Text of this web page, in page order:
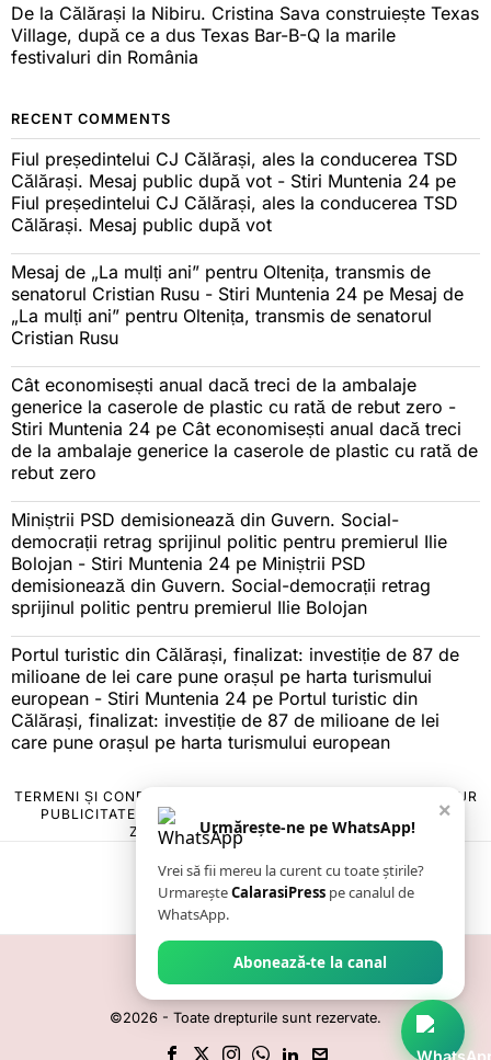
De la Călărași la Nibiru. Cristina Sava construiește Texas
Village, după ce a dus Texas Bar-B-Q la marile
festivaluri din România
RECENT COMMENTS
Fiul președintelui CJ Călărași, ales la conducerea TSD
Călărași. Mesaj public după vot - Stiri Muntenia 24 pe
Fiul președintelui CJ Călărași, ales la conducerea TSD
Călărași. Mesaj public după vot
Mesaj de „La mulți ani” pentru Oltenița, transmis de
senatorul Cristian Rusu - Stiri Muntenia 24 pe Mesaj de
„La mulți ani” pentru Oltenița, transmis de senatorul
Cristian Rusu
Cât economisești anual dacă treci de la ambalaje
generice la caserole de plastic cu rată de rebut zero -
Stiri Muntenia 24 pe Cât economisești anual dacă treci
de la ambalaje generice la caserole de plastic cu rată de
rebut zero
Miniștrii PSD demisionează din Guvern. Social-
democrații retrag sprijinul politic pentru premierul Ilie
Bolojan - Stiri Muntenia 24 pe Miniștrii PSD
demisionează din Guvern. Social-democrații retrag
sprijinul politic pentru premierul Ilie Bolojan
Portul turistic din Călărași, finalizat: investiție de 87 de
milioane de lei care pune orașul pe harta turismului
european - Stiri Muntenia 24 pe Portul turistic din
Călărași, finalizat: investiție de 87 de milioane de lei
care pune orașul pe harta turismului european
TERMENI ȘI CONDIȚII
POLITICA DE ANULARE & RETUR
PUBLICITATE ONLINE & TIPĂRITĂ
CONTACT
ZIARUL ANUNȚUL CĂLĂRĂȘEAN
©2026 - Toate drepturile sunt rezervate.
×
Urmărește-ne pe WhatsApp!
Vrei să fii mereu la curent cu toate știrile?
UrmareșteCalarasiPress pe canalul de
WhatsApp.
Abonează-te la canal